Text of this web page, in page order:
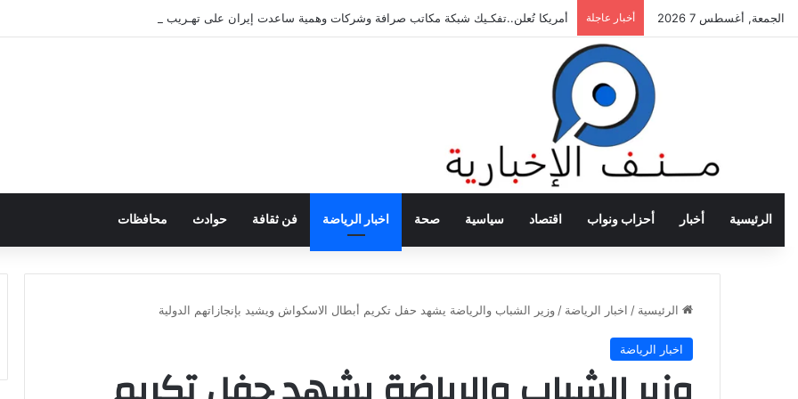
الجمعة, أغسطس 7 2026 أخبار عاجلة أمريكا تُعلن..تفكـيك شبكة مكاتب صرافة وشركات وهمية ساعدت إيران على تهـريب الأموال
الرئيسية أخبار أحزاب ونواب اقتصاد سياسية صحة اخبار الرياضة فن ثقافة حوادث محافظات
الرئيسية / اخبار الرياضة / وزير الشباب والرياضة يشهد حفل تكريم أبطال الاسكواش ويشيد بإنجازاتهم الدولية
اخبار الرياضة